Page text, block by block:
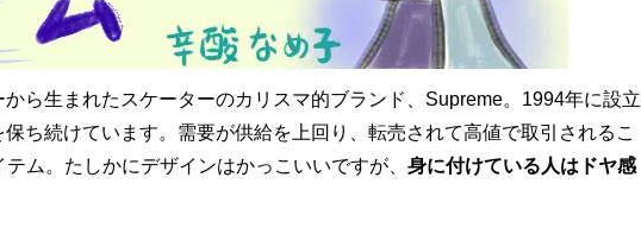
ら生まれたスケーターのカリスマ的ブランド、Supreme。1994年に設立
ち続けています。需要が供給を上回り、転売されて高値で取引されるこ
ム。たしかにデザインはかっこいいですが、 身に付けている人はドヤ感